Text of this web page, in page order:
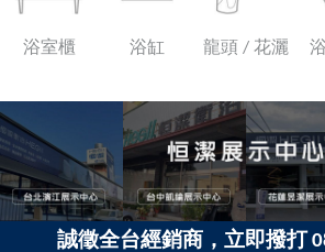
浴室櫃 浴缸 龍頭 / 花灑
誠徵全台經銷商，立即撥打